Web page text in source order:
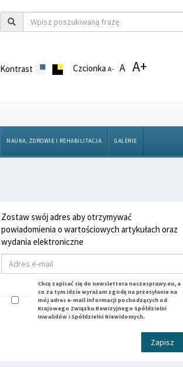
Kontrast CzcionkaA- A A+
NAUKA, ZDROWIE I REHABILITACJA GALERIE
Zostaw swój adres aby otrzymywać
powiadomienia o wartościowych artykułach oraz
wydania elektroniczne
Chcę zapisać się do newslettera naszesprawy.eu, a
co za tym idzie wyrażam zgodę na przesyłanie na
mój adres e-mail informacji pochodzących od
Krajowego Związku Rewizyjnego Spółdzielni
Inwalidów i Spółdzielni Niewidomych.
Zapisz